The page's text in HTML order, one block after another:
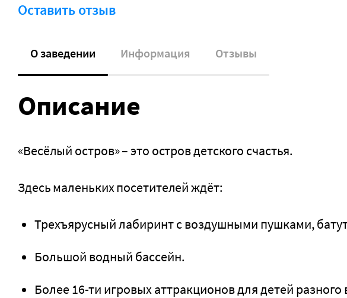
Оставить отзыв
О заведении Информация Отзывы
Описание
«Весёлый остров» – это остров детского счастья.
Здесь маленьких посетителей ждёт:
Трехъярусный лабиринт с воздушными пушками,
Большой водный бассейн.
Более 16-ти игровых аттракционов для детей